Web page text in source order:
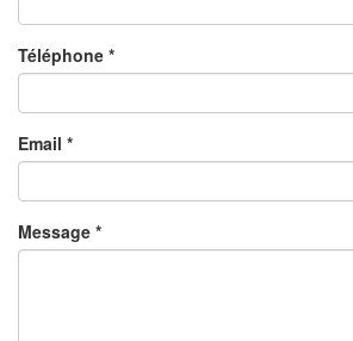
Téléphone *
Email *
Message *